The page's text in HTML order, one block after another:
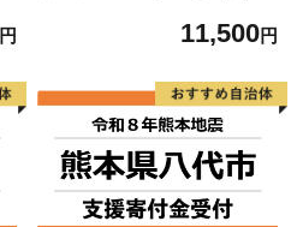
円
4313] 魚 魚介類 鮭 お刺し身
介
11,500円